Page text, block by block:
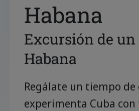
Habana
Excursión de un
Habana
Regálate un tiempo de
experimenta Cuba